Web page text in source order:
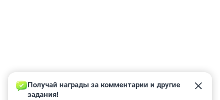
Получай награды за комментарии и другие
задания!